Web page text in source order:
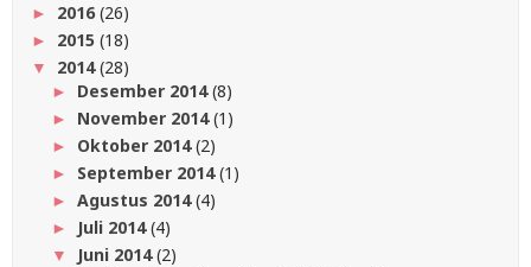
► 2016(26)
► 2015 (18)
▼ 2014(28)
► Desember 2014(8)
► November 2014(1)
► Oktober 2014(2)
► September 2014(1)
► Agustus 2014(4)
► Juli 2014(4)
▼ Juni 2014(2)